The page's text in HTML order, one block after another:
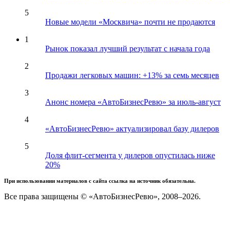
5
Новые модели «Москвича» почти не продаются
1
Рынок показал лучший результат с начала года
2
Продажи легковых машин: +13% за семь месяцев
3
Анонс номера «АвтоБизнесРевю» за июль-август
4
«АвтоБизнесРевю» актуализировал базу дилеров
5
Доля флит-сегмента у дилеров опустилась ниже
20%
При использовании материалов с сайта ссылка на источник обязательна.
Все права защищены © «АвтоБизнесРевю», 2008–2026.